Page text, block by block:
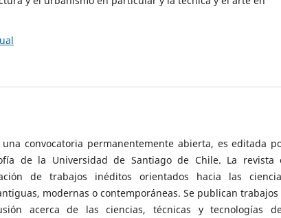
convocatoria permanentemente abierta, es editada
de la Universidad de Santiago de Chile. La revista
de trabajos inéditos orientados hacia las
modernas o contemporáneas. Se publican
acerca de las ciencias, técnicas y tecnologías